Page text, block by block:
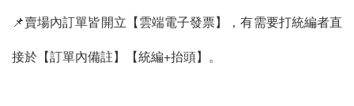
📌賣場內訂單皆開立【雲端電子發票】，有需要打統編者直
接於【訂單內備註】【統編+抬頭】。